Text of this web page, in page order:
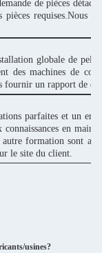
de pièces
requises.Nous
globale de
des machines de
fournir un rapport de
parfaites et un
en
formation sont
le site du client.
usines?